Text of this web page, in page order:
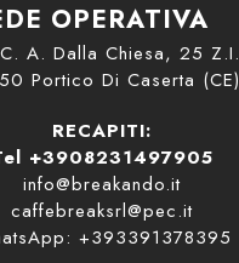
OPERATIVA
A. Dalla Chiesa, 25 Z.I.
Portico Di Caserta (CE)
RECAPITI:
+3908231497905
info@breakando.it
caffebreaksrl@pec.it
+393391378395